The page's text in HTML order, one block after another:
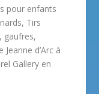
pour enfants
Tirs
gaufres,
d’Arc à
Gallery en